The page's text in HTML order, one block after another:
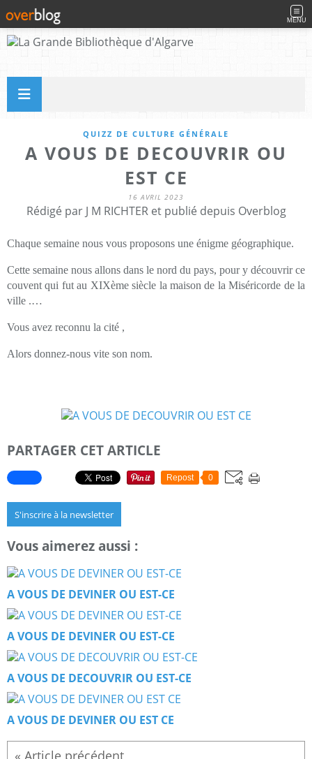
MENU
QUIZZ DE CULTURE GÉNÉRALE
A VOUS DE DECOUVRIR OU
EST CE
16 AVRIL 2023
Rédigé par J M RICHTER et publié depuis Overblog
Chaque semaine nous vous proposons une énigme géographique.
Cette semaine nous allons dans le nord du pays, pour y découvrir ce
couvent qui fut au XIXème siècle la maison de la Miséricorde de la
ville .…
Vous avez reconnu la cité ,
Alors donnez-nous vite son nom.
PARTAGER CET ARTICLE
Repost 0
S'inscrire à la newsletter
Vous aimerez aussi :
A VOUS DE DEVINER OU EST-CE
A VOUS DE DEVINER OU EST-CE
A VOUS DE DECOUVRIR OU EST-CE
A VOUS DE DEVINER OU EST CE